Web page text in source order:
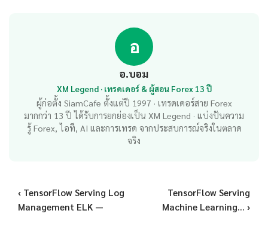
อ
อ.บอม
XM Legend · เทรดเดอร์ & ผู้สอน Forex 13 ปี
ผู้ก่อตั้ง SiamCafe ตั้งแต่ปี 1997 · เทรดเดอร์สาย Forex
มากกว่า 13 ปี ได้รับการยกย่องเป็น XM Legend · แบ่งปันความ
รู้ Forex, ไอที, AI และการเทรด จากประสบการณ์จริงในตลาด
จริง
‹ TensorFlow Serving Log
Management ELK —
TensorFlow Serving
Machine Learning... ›